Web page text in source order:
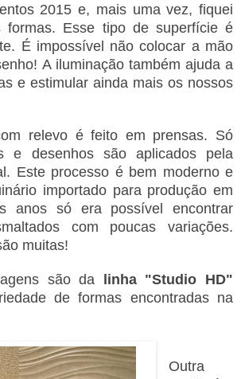
2015 e, mais uma vez, fiquei
formas. Esse tipo de superfície é
É impossível não colocar a mão
A iluminação também ajuda a
e estimular ainda mais os nossos
relevo é feito em prensas. Só
e desenhos são aplicados pela
Este processo é bem moderno e
importado para produção em
anos só era possível encontrar
com poucas variações.
muitas!
são da linha "Studio HD"
de formas encontradas na
Outra